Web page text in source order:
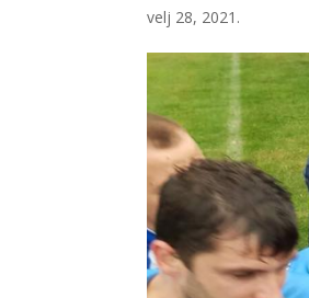
velj 28, 2021.